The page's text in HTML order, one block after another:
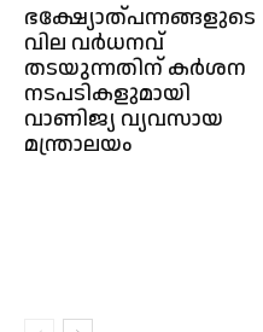
ഭക്ഷ്യോത്പന്നങ്ങളുടെ
വില വർധനവ്
തടയുന്നതിന് കർശന
നടപടികളുമായി
വാണിജ്യ വ്യവസായ
മന്ത്രാലയം